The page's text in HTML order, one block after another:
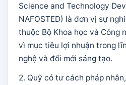
Science and Technology
NAFOSTED) là đơn vị sự
thuộc Bộ Khoa học và Công
vì mục tiêu lợi nhuận trong
nghệ và đổi mới sáng tạo.
2. Quỹ có tư cách pháp